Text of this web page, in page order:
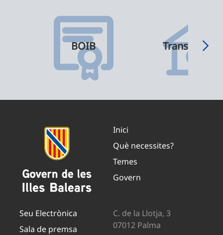
BOIB
Inici
Què necessites?
Temes
Govern
Seu Electrònica
Sala de premsa
C. de la Llotja, 3
07012 Palma